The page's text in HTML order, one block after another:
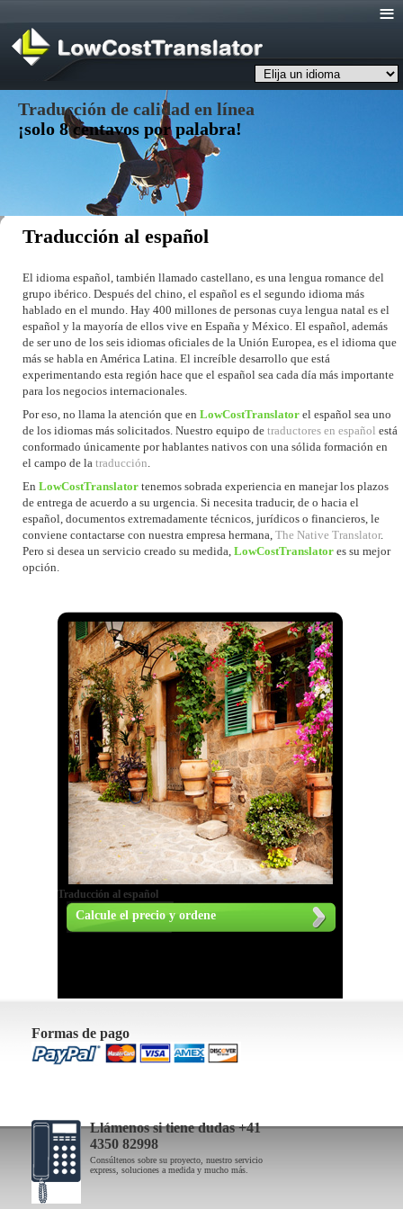
Traducción de calidad en línea
¡solo 8 centavos por palabra!
Traducción al español
El idioma español, también llamado castellano, es una lengua romance del
grupo ibérico. Después del chino, el español es el segundo idioma más
hablado en el mundo. Hay 400 millones de personas cuya lengua natal es el
español y la mayoría de ellos vive en España y México. El español, además
de ser uno de los seis idiomas oficiales de la Unión Europea, es el idioma que
más se habla en América Latina. El increíble desarrollo que está
experimentando esta región hace que el español sea cada día más importante
para los negocios internacionales.
Por eso, no llama la atención que en LowCostTranslator el español sea uno
de los idiomas más solicitados. Nuestro equipo de traductores en español está
conformado únicamente por hablantes nativos con una sólida formación en
el campo de la traducción.
En LowCostTranslator tenemos sobrada experiencia en manejar los plazos
de entrega de acuerdo a su urgencia. Si necesita traducir, de o hacia el
español, documentos extremadamente técnicos, jurídicos o financieros, le
conviene contactarse con nuestra empresa hermana, The Native Translator.
Pero si desea un servicio creado su medida, LowCostTranslator es su mejor
opción.
Traducción al español
Calcule el precio y ordene
Formas de pago
Llámenos si tiene dudas +41
4350 82998
Consúltenos sobre su proyecto, nuestro servicio
express, soluciones a medida y mucho más.